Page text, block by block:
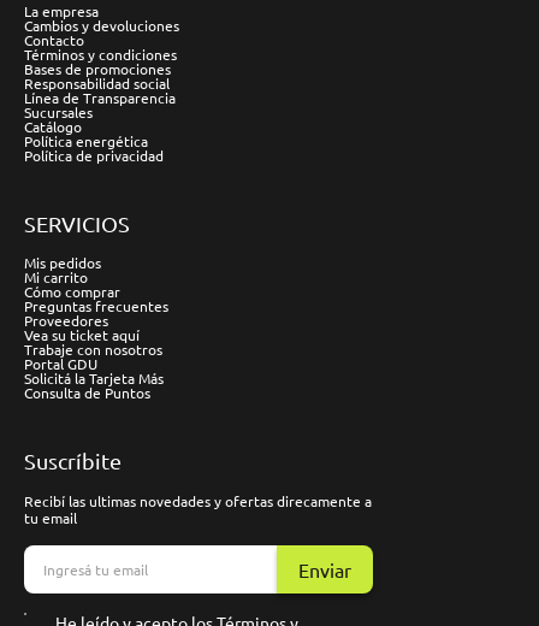
La empresa
Cambios y devoluciones
Contacto
Términos y condiciones
Bases de promociones
Responsabilidad social
Línea de Transparencia
Sucursales
Catálogo
Política energética
Política de privacidad
SERVICIOS
Mis pedidos
Mi carrito
Cómo comprar
Preguntas frecuentes
Proveedores
Vea su ticket aquí
Trabaje con nosotros
Portal GDU
Solicitá la Tarjeta Más
Consulta de Puntos
Suscríbite
Recibí las ultimas novedades y ofertas direcamente a
tu email
Enviar